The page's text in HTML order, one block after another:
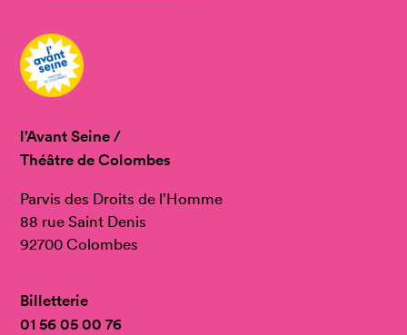
l’Avant Seine /
Théâtre de Colombes
Parvis des Droits de l’Homme
88 rue Saint Denis
92700 Colombes
Billetterie
01 56 05 00 76